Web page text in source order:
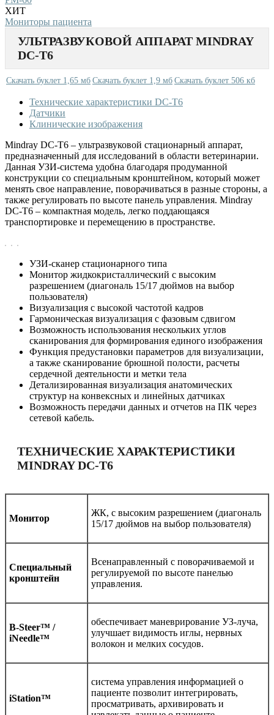
ХИТ
Мониторы пациента
УЛЬТРАЗВУКОВОЙ АППАРАТ MINDRAY
DC-T6
Скачать буклет 1,65 мб Скачать буклет 1,9 мб Скачать буклет 506 кб
Технические характеристики DC-T6
Датчики
Клинические изображения
Mindray DC-T6 – ультразвуковой стационарный аппарат,
предназначенный для исследований в области ветеринарии.
Данная УЗИ-система удобна благодаря продуманной
конструкции со специальным кронштейном, который может
менять свое направление, поворачиваться в разные стороны, а
также регулировать по высоте панель управления. Mindray
DC-T6 – компактная модель, легко поддающаяся
транспортировке и перемещению в пространстве.
УЗИ-сканер стационарного типа
Монитор жидкокристаллический с высоким
разрешением (диагональ 15/17 дюймов на выбор
пользователя)
Визуализация с высокой частотой кадров
Гармоническая визуализация с фазовым сдвигом
Возможность использования нескольких углов
сканирования для формирования единого изображения
Функция предустановки параметров для визуализации,
а также сканирование брюшной полости, расчеты
сердечной деятельности и метки тела
Детализированная визуализация анатомических
структур на конвексных и линейных датчиках
Возможность передачи данных и отчетов на ПК через
сетевой кабель.
ТЕХНИЧЕСКИЕ ХАРАКТЕРИСТИКИ
MINDRAY DC-T6
Монитор
ЖК, с высоким разрешением (диагональ
15/17 дюймов на выбор пользователя)
Специальный
кронштейн
Всенаправленный с поворачиваемой и
регулируемой по высоте панелью
управления.
B-Steer™ /
iNeedle™
обеспечивает маневрирование УЗ-луча,
улучшает видимость иглы, нервных
волокон и мелких сосудов.
iStation™
система управления информацией о
пациенте позволит интегрировать,
просматривать, архивировать и